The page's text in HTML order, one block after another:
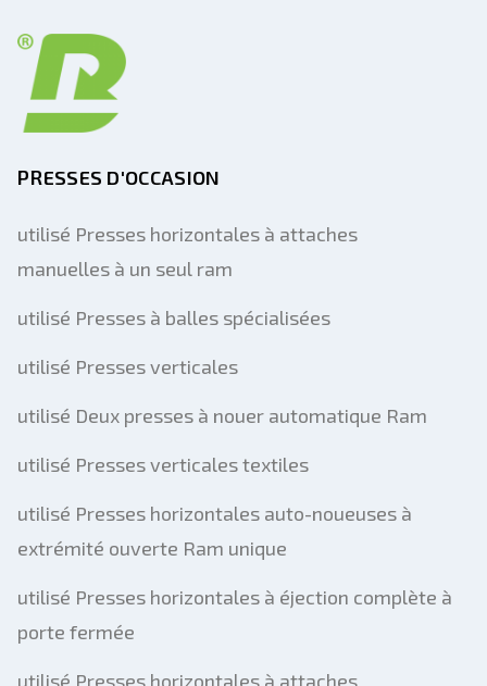
PRESSES D'OCCASION
utilisé Presses horizontales à attaches
manuelles à un seul ram
utilisé Presses à balles spécialisées
utilisé Presses verticales
utilisé Deux presses à nouer automatique Ram
utilisé Presses verticales textiles
utilisé Presses horizontales auto-noueuses à
extrémité ouverte Ram unique
utilisé Presses horizontales à éjection complète à
porte fermée
utilisé Presses horizontales à attaches